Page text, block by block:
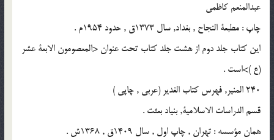
عبدالمنعم كاظمى
چاپ : مطبعة النجاح , بغداد, سال 1373ق , حدود 1954م .
اين كتاب جلد دوم از هشت جلد كتاب تحت عنوان <المعصومون الابعة عشر
(ع )>است .
240 المنير, فهرس كتاب الغدير (عربى , چاپى )
قسم الدراسات الاسلامية, بنياد بعثت .
همان مؤسسه : تهران , چاپ اول , سال 1409ق , 1368ش .